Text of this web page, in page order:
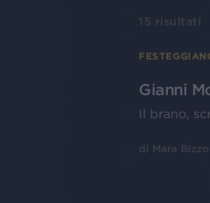
15 risultati
Gianni
Il brano,
di Mara